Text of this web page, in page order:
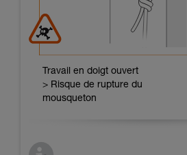
Travail en doigt ouvert
> Risque de rupture du
mousqueton